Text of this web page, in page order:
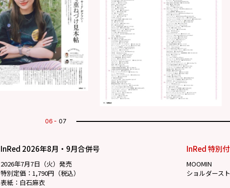
07 07
InRed 2026年8月・9月合併号
2026年7月7日（火）発売
特別定価：1,790円（税込）
表紙：白石麻衣
InRed 特別
MOOMIN
ショルダース